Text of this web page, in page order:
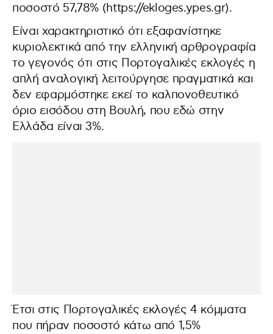
ποσοστό 57,78% (https://ekloges.ypes.gr).
Είναι χαρακτηριστικό ότι εξαφανίστηκε
κυριολεκτικά από την ελληνική αρθρογραφία
το γεγονός ότι στις Πορτογαλικές εκλογές η
απλή αναλογική λειτούργησε πραγματικά και
δεν εφαρμόστηκε εκεί το καλπονοθευτικό
όριο εισόδου στη Βουλή, που εδώ στην
Ελλάδα είναι 3%.
Έτσι στις Πορτογαλικές εκλογές 4 κόμματα
που πήραν ποσοστό κάτω από 1,5%